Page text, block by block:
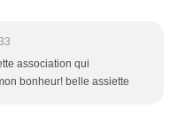
association qui
bonheur! belle assiette